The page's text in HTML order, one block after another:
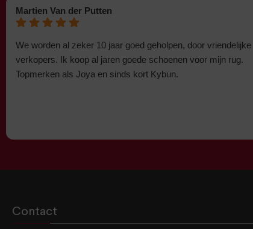
Martien Van der Putten
We worden al zeker 10 jaar goed geholpen, door vriendelijke
verkopers. Ik koop al jaren goede schoenen voor mijn rug.
Topmerken als Joya en sinds kort Kybun.
Contact